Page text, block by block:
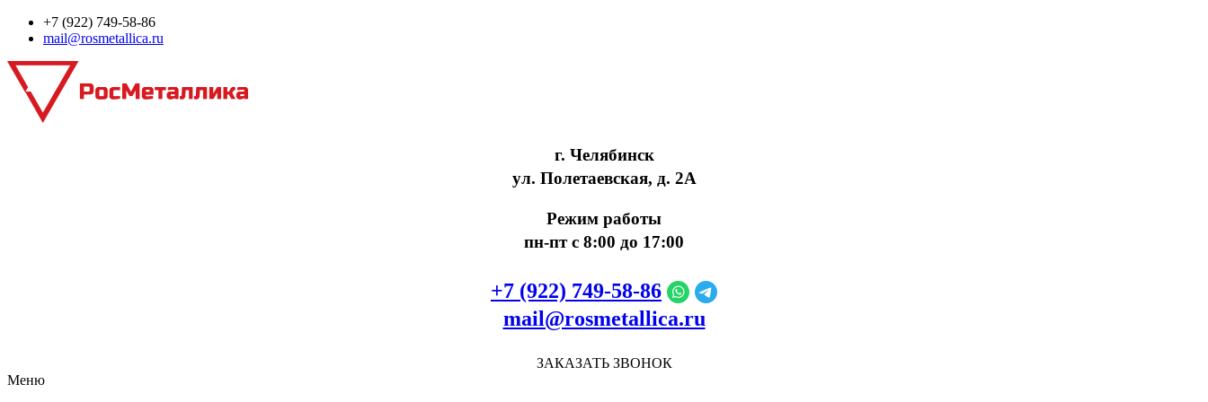
+7 (922) 749‑58‑86
mail@rosmetallica.ru
г. Челябинск
ул. Полетаевская, д. 2А
Режим работы
пн-пт с 8:00 до 17:00
+7 (922) 749‑58‑86
mail@rosmetallica.ru
ЗАКАЗАТЬ ЗВОНОК
Меню